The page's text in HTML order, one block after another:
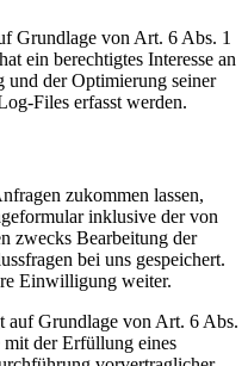
Grundlage von Art. 6 Abs. 1
ein berechtigtes Interesse an
und der Optimierung seiner
Files erfasst werden.
zukommen lassen,
inklusive der von
zwecks Bearbeitung der
bei uns gespeichert.
Einwilligung weiter.
auf Grundlage von Art. 6 Abs.
der Erfüllung eines